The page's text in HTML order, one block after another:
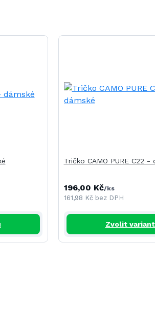
Tričko CAMO PURE C22 -
196,00 Kč/ks
161,98 Kč bez DPH
Zvolit